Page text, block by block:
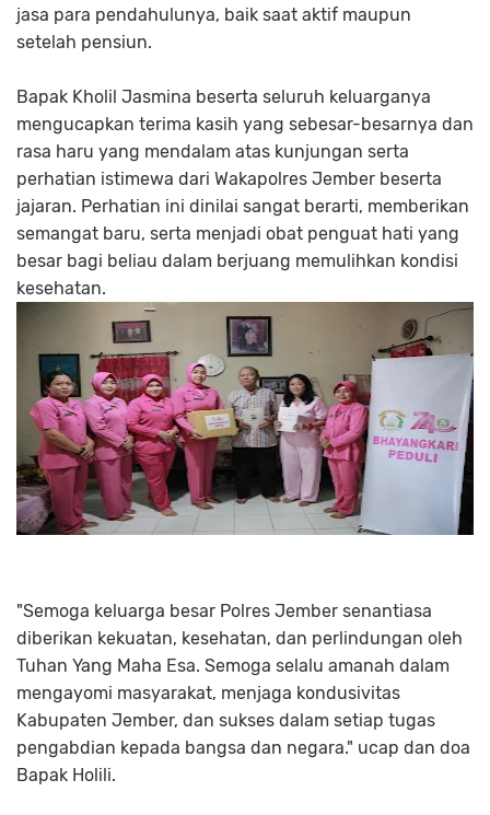
jasa para pendahulunya, baik saat aktif maupun
setelah pensiun.
Bapak Kholil Jasmina beserta seluruh keluarganya
mengucapkan terima kasih yang sebesar-besarnya dan
rasa haru yang mendalam atas kunjungan serta
perhatian istimewa dari Wakapolres Jember beserta
jajaran. Perhatian ini dinilai sangat berarti, memberikan
semangat baru, serta menjadi obat penguat hati yang
besar bagi beliau dalam berjuang memulihkan kondisi
kesehatan.
"Semoga keluarga besar Polres Jember senantiasa
diberikan kekuatan, kesehatan, dan perlindungan oleh
Tuhan Yang Maha Esa. Semoga selalu amanah dalam
mengayomi masyarakat, menjaga kondusivitas
Kabupaten Jember, dan sukses dalam setiap tugas
pengabdian kepada bangsa dan negara." ucap dan doa
Bapak Holili.